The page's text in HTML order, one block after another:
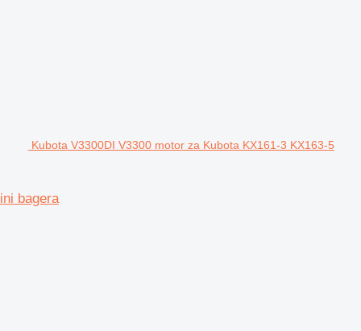
Kubota V3300DI V3300 motor za Kubota KX161-3 KX163-5
bagera